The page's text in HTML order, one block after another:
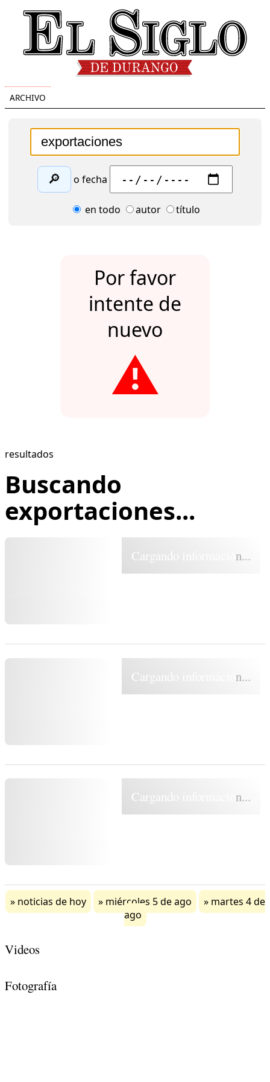
ARCHIVO
🔎 o fecha
en todo autor título
Por favor
intente de
nuevo
⚠️
resultados
Buscando
exportaciones...
Cargando información...
Cargando información...
Cargando información...
noticias de hoy miércoles 5 de ago
martes 4 de
ago
Videos
Fotografía